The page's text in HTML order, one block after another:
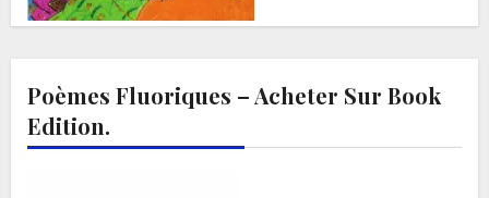
Poèmes Fluoriques – Acheter Sur Book
Edition.